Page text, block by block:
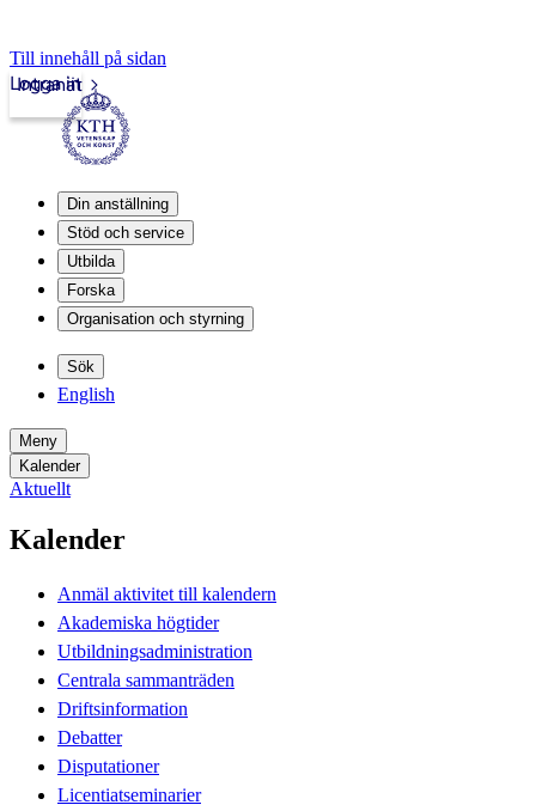
Till innehåll på sidan
Intranät
Logga in
Din anställning
Stöd och service
Utbilda
Forska
Organisation och styrning
Sök
English
Meny
Kalender
Aktuellt
Kalender
Anmäl aktivitet till kalendern
Akademiska högtider
Utbildningsadministration
Centrala sammanträden
Driftsinformation
Debatter
Disputationer
Licentiatseminarier